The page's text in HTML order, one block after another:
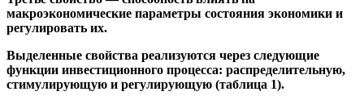
макроэкономические параметры состояния экономики и
регулировать их.
Выделенные свойства реализуются через следующие
функции инвестиционного процесса: распределительную,
стимулирующую и регулирующую (таблица 1).